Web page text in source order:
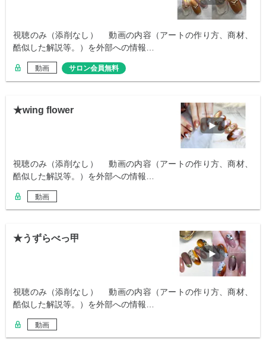
視聴のみ（添削なし） 動画の内容（アートの作り方、商材、
酷似した解説等。）を外部への情報…
動画 サロン会員無料
★wing flower
視聴のみ（添削なし） 動画の内容（アートの作り方、商材、
酷似した解説等。）を外部への情報…
動画
★うずらべっ甲
視聴のみ（添削なし） 動画の内容（アートの作り方、商材、
酷似した解説等。）を外部への情報…
動画